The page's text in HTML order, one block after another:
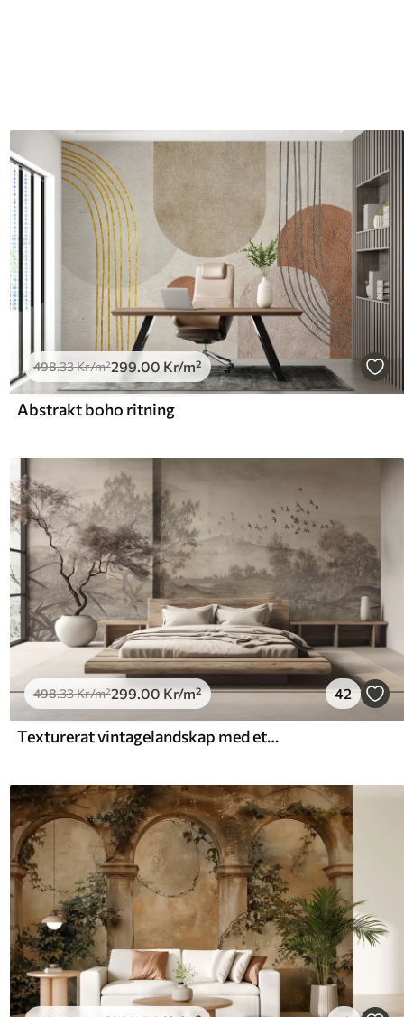
498.33Kr/m²299 .00 Kr/m²
Abstrakt boho ritning
498.33Kr/m²299.00Kr/m² 42
Texturerat vintagelandskap med ett träd nära en flod och en molnig himmel, naturkonst i sepiatoner